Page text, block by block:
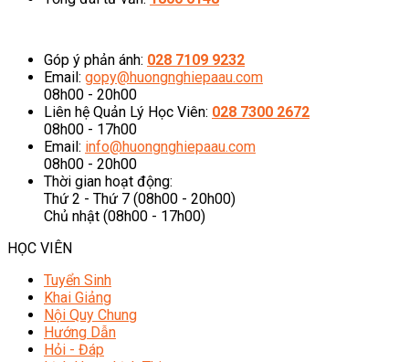
Góp ý phản ánh: 028 7109 9232
Email: gopy@huongnghiepaau.com
08h00 - 20h00
Liên hệ Quản Lý Học Viên: 028 7300 2672
08h00 - 17h00
Email: info@huongnghiepaau.com
08h00 - 20h00
Thời gian hoạt động:
Thứ 2 - Thứ 7 (08h00 - 20h00)
Chủ nhật (08h00 - 17h00)
HỌC VIÊN
Tuyển Sinh
Khai Giảng
Nội Quy Chung
Hướng Dẫn
Hỏi - Đáp